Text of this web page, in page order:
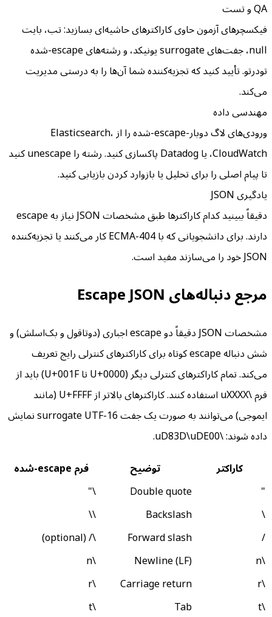
QA و تست
فیکسچرهای آزمون حاوی کاراکترهای حاشیه‌ای بسازید: تب، بایت
null، جفت‌های surrogate یونیکد، و رشته‌های escape-شده
تودرتو. تأیید کنید که تجزیه‌کننده شما آن‌ها را به درستی مدیریت
می‌کند.
مهندسی داده
ورودی‌های لاگ دوبار-escape-شده را از Elasticsearch،
CloudWatch، یا Datadog پاکسازی کنید. رشته را unescape کنید
تا پیام اصلی را برای تحلیل یا بازوارد کردن بازیابی کنید.
یادگیری JSON
دقیقاً ببینید کدام کاراکترها طبق مشخصات JSON نیاز به escape
دارند. برای دانشجویانی که با ECMA-404 کار می‌کنند یا تجزیه‌کننده
JSON خود را می‌سازند مفید است.
مرجع دنباله‌های Escape JSON
مشخصات JSON دقیقاً دو escape اجباری (دوتاقول و بک‌اسلش) و
شش دنباله escape کوتاه برای کاراکترهای کنترلی رایج تعریف
می‌کند. تمام کاراکترهای کنترلی دیگر (U+0000 تا U+001F) باید از
فرم \uXXXX استفاده کنند. کاراکترهای بالاتر از U+FFFF (مانند
ایموجی) می‌توانند به صورت یک جفت surrogate UTF-16 نمایش
داده شوند: \uD83D\uDE00.
کاراکتر
توضیح
فرم escape-شده
"
Double quote
\"
\
Backslash
\\
/
Forward slash
\/ (optional)
\n
Newline (LF)
\n
\r
Carriage return
\r
\t
Tab
\t